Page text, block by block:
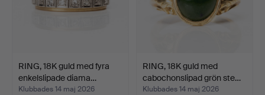
RING, 18K guld med fyra
enkelslipade diama…
Klubbades 14 maj 2026
RING, 18K guld med
cabochonslipad grön ste…
Klubbades 14 maj 2026